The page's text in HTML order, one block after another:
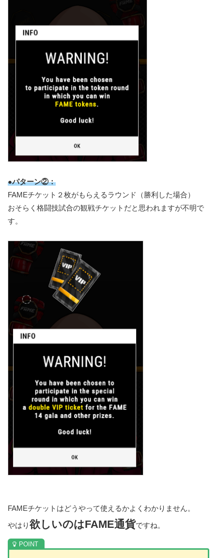
●パターン②：
FAMEチケット２枚がもらえるラウンド（勝利した場合）
おそらく格闘技試合の観戦チケットだと思われますが不明で
す。
FAMEチケットはどうやって使えるかよくわかりません。
やはり欲しいのはFAME通貨ですね。